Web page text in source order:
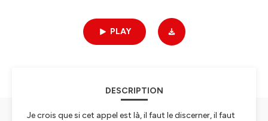
PLAY
DESCRIPTION
Je crois que si cet appel est là, il faut le discerner, il faut